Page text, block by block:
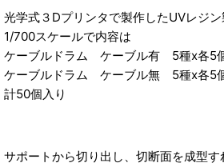
光学式３Dプリンタで製作したUVレジン
1/700スケールで内容は
ケーブルドラム ケーブル有 5種x各5
ケーブルドラム ケーブル無 5種x各5
計50個入り
サポートから切り出し、切断面を成型